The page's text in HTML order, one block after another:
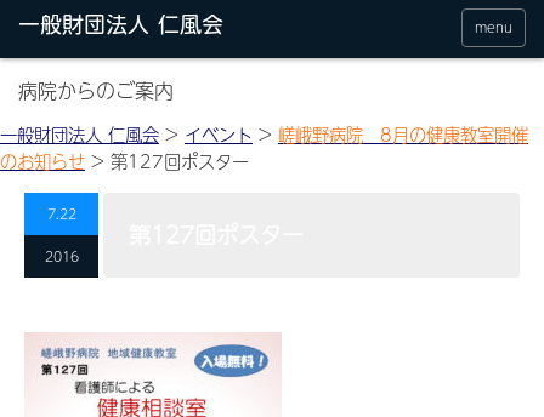
menu
病院からのご案内
一般財団法人 仁風会 > イベント > 嵯峨野病院 8月の健康教室開催
のお知らせ > 第127回ポスター
7.22
2016